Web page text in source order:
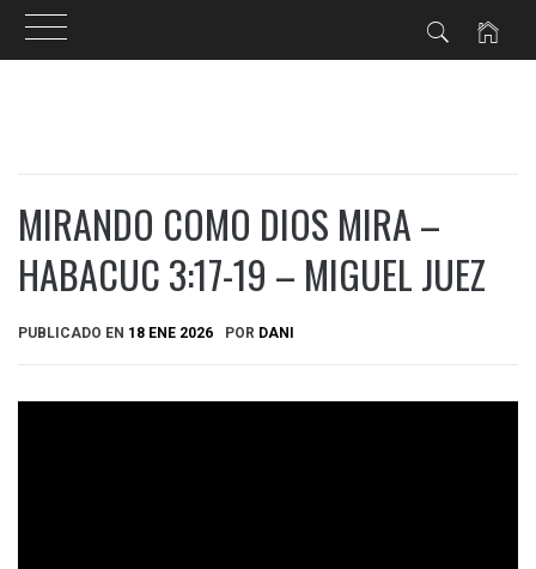
MIRANDO COMO DIOS MIRA –
HABACUC 3:17-19 – MIGUEL JUEZ
PUBLICADO EN 18 ENE 2026 POR DANI